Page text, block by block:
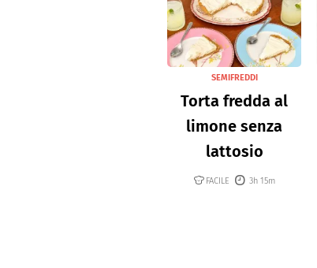
SEMIFREDDI
Torta fredda al
limone senza
lattosio
FACILE 3h 15m